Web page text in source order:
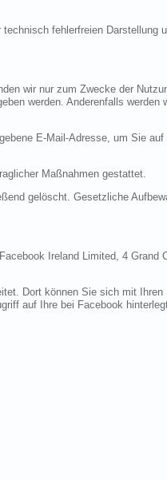
fehlerfreien Darstellung
wir nur zum Zwecke der
werden. Anderenfalls werden
E-Mail-Adresse, um Sie
Maßnahmen gestattet.
gelöscht. Gesetzliche
Ireland Limited, 4 Grand
Dort können Sie sich mit Ihren
auf Ihre bei Facebook